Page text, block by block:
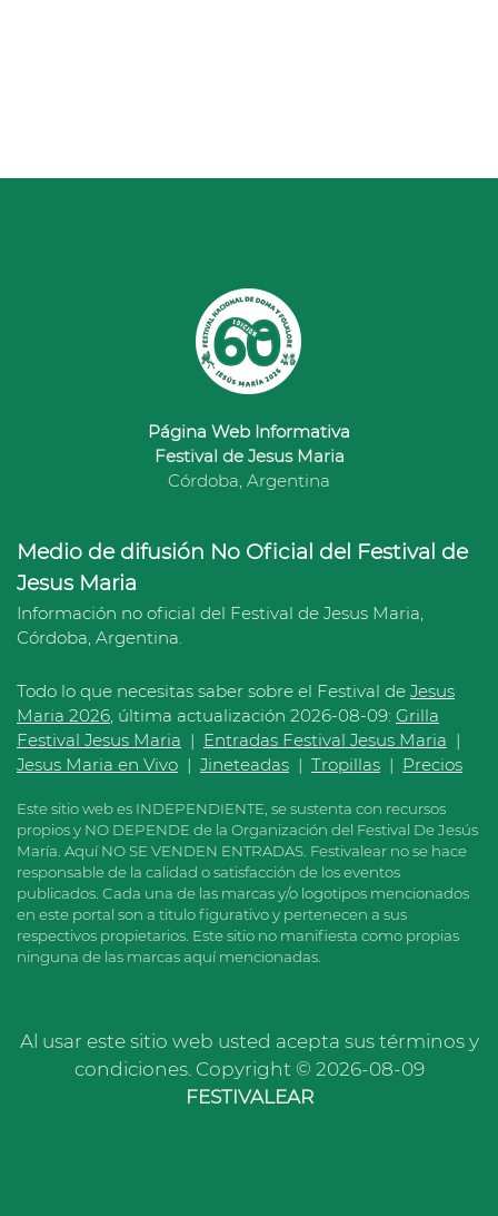
Página Web Informativa
Festival de Jesus Maria
Córdoba, Argentina
Medio de difusión No Oficial del Festival de
Jesus Maria
Información no oficial del Festival de Jesus Maria,
Córdoba, Argentina.
Todo lo que necesitas saber sobre el Festival de Jesus
Maria 2026, última actualización 2026-08-09: Grilla
Festival Jesus Maria | Entradas Festival Jesus Maria |
Jesus Maria en Vivo | Jineteadas | Tropillas | Precios
Este sitio web es INDEPENDIENTE, se sustenta con recursos
propios y NO DEPENDE de la Organización del Festival De Jesús
María. Aquí NO SE VENDEN ENTRADAS. Festivalear no se hace
responsable de la calidad o satisfacción de los eventos
publicados. Cada una de las marcas y/o logotipos mencionados
en este portal son a titulo figurativo y pertenecen a sus
respectivos propietarios. Este sitio no manifiesta como propias
ninguna de las marcas aquí mencionadas.
Al usar este sitio web usted acepta sus términos y
condiciones. Copyright © 2026-08-09
FESTIVALEAR